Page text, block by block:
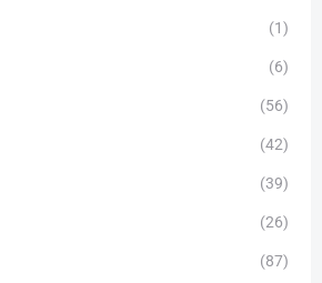
(1)
(6)
(56)
(42)
(39)
(26)
(87)